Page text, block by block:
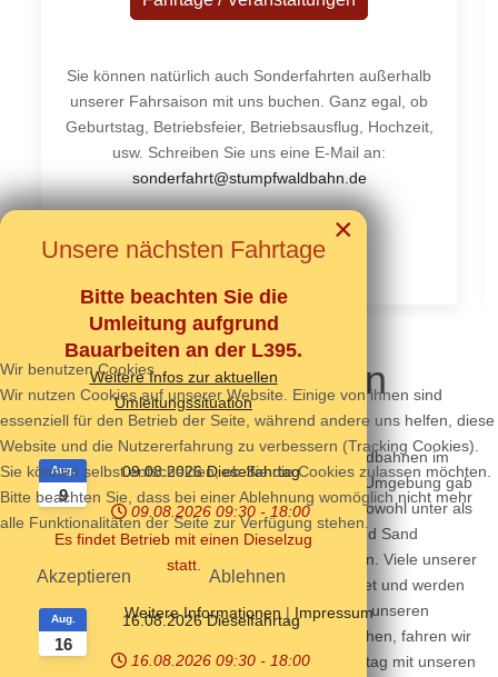
Sie können natürlich auch Sonderfahrten außerhalb
unserer Fahrsaison mit uns buchen. Ganz egal, ob
Geburtstag, Betriebsfeier, Betriebsausflug, Hochzeit,
usw. Schreiben Sie uns eine E-Mail an:
sonderfahrt@stumpfwaldbahn.de
Ausführliche Infos
Herzlich Willkommen
Ziel unseres Vereins ist es, die Geschichte der Feldbahnen im
Raum Eisenberg zu erhalten. In unserer näheren Umgebung gab
es umfänglichen Feld- und Grubenbahnverkehr. Sowohl unter als
auch über Tage transportierten die Bahnen Ton und Sand
zwischen Hettenleidelheim, Eisenberg und Ramsen. Viele unserer
Fahrzeuge und Gleise stammen aus diesem Gebiet und werden
von uns funktionsfähig erhalten. Um diese Technik unseren
interessierten Besucher(inne)n zugänglich zu machen, fahren wir
in den wärmeren Monaten des Jahres jeden Sonntag mit unseren
Wir benutzen Cookies
Wir nutzen Cookies auf unserer Website. Einige von ihnen sind
essenziell für den Betrieb der Seite, während andere uns helfen, diese
Website und die Nutzererfahrung zu verbessern (Tracking Cookies).
Sie können selbst entscheiden, ob Sie die Cookies zulassen möchten.
Bitte beachten Sie, dass bei einer Ablehnung womöglich nicht mehr
alle Funktionalitäten der Seite zur Verfügung stehen.
Akzeptieren Ablehnen
Weitere Informationen | Impressum
×
Unsere nächsten Fahrtage
Bitte beachten Sie die
Umleitung aufgrund
Bauarbeiten an der L395.
Weitere Infos zur aktuellen
Umleitungssituation
9
Aug. 09.08.2026 Dieselfahrtag
09.08.2026 09:30 - 18:00
Es findet Betrieb mit einen Dieselzug
statt.
16
Aug. 16.08.2026 Dieselfahrtag
16.08.2026 09:30 - 18:00